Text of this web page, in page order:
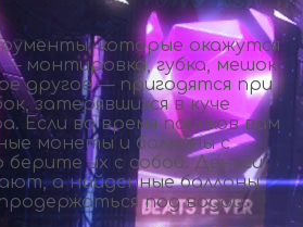
которые окажутся
монтировка, губка, мешок
другое — пригодятся при
затерявшихся в куче
Если во время поисков вам
монеты и баллоны с
берите их с собой. Деньги
а найденные баллоны
под водой.